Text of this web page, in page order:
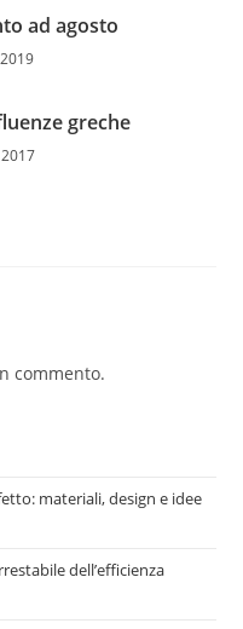
ad agosto
greche
commento.
materiali, design e idee
dell’efficienza